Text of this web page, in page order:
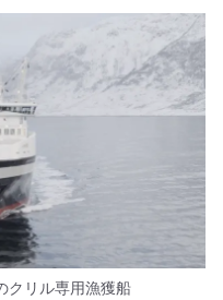
クリル専用漁獲船